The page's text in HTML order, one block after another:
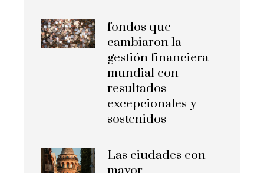
fondos que
cambiaron la
gestión financiera
mundial con
resultados
excepcionales y
sostenidos
Las ciudades con